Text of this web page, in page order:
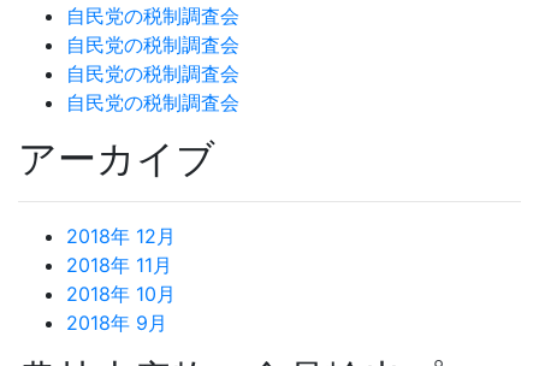
自民党の税制調査会
自民党の税制調査会
自民党の税制調査会
自民党の税制調査会
アーカイブ
2018年 12月
2018年 11月
2018年 10月
2018年 9月